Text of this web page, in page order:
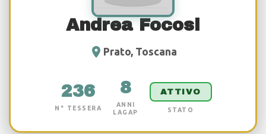
Andrea Focosi
Prato, Toscana
236
N° TESSERA
8
ANNI
LAGAP
ATTIVO
STATO